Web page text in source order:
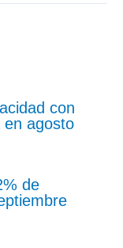
con
en agosto
de